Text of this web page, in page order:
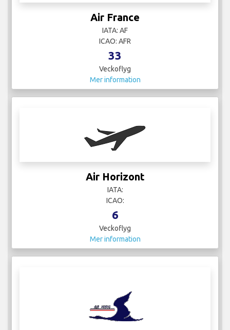
Air France
IATA: AF
ICAO: AFR
33
Veckoflyg
Mer information
Air Horizont
IATA:
ICAO:
6
Veckoflyg
Mer information